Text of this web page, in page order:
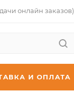
онлайн заказов)
И ОПЛАТА